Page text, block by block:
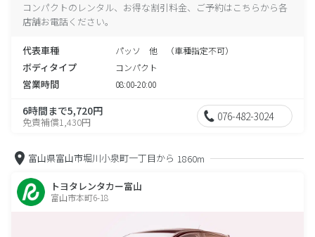
コンパクトのレンタル、お得な割引料金、ご予約はこちらから各
店舗お電話ください。
代表車種 パッソ 他 （車種指定不可）
ボディタイプ コンパクト
営業時間 08:00-20:00
6時間まで5,720円
免責補償1,430円 076-482-3024
富山県富山市堀川小泉町一丁目から 1860m
トヨタレンタカー富山
富山市本町6-18